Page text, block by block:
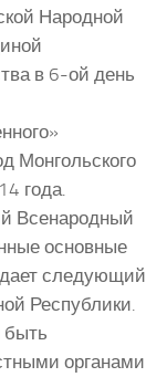
Народной
в 6-ой день
Монгольского
года.
Всенародный
основные
следующий
Республики.
быть
органами